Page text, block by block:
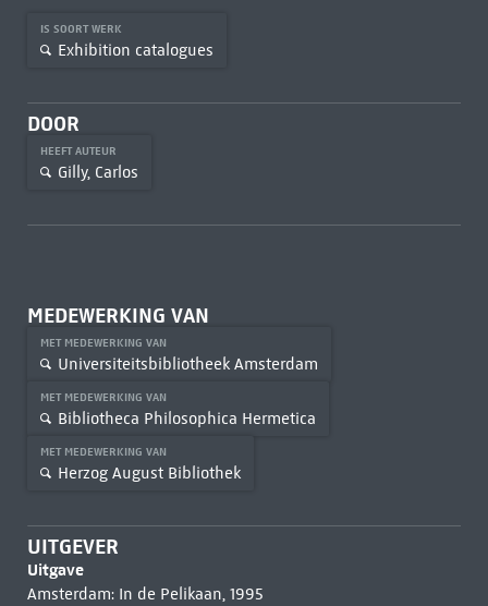
IS SOORT WERK
Exhibition catalogues
DOOR
HEEFT AUTEUR
Gilly, Carlos
MEDEWERKING VAN
MET MEDEWERKING VAN
Universiteitsbibliotheek Amsterdam
MET MEDEWERKING VAN
Bibliotheca Philosophica Hermetica
MET MEDEWERKING VAN
Herzog August Bibliothek
UITGEVER
Uitgave
Amsterdam: In de Pelikaan, 1995